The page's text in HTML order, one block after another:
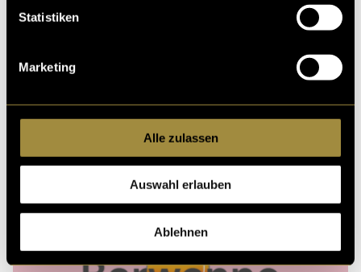
Statistiken
Marketing
Alle zulassen
Auswahl erlauben
Ablehnen